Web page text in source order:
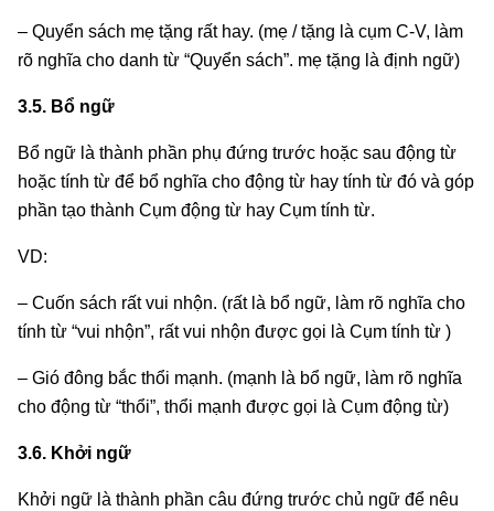
– Quyển sách mẹ tặng rất hay. (mẹ / tặng là cụm C-V, làm
rõ nghĩa cho danh từ “Quyển sách”. mẹ tặng là định ngữ)
3.5. Bổ ngữ
Bổ ngữ là thành phần phụ đứng trước hoặc sau động từ
hoặc tính từ để bổ nghĩa cho động từ hay tính từ đó và góp
phần tạo thành Cụm động từ hay Cụm tính từ.
VD:
– Cuốn sách rất vui nhộn. (rất là bổ ngữ, làm rõ nghĩa cho
tính từ “vui nhộn”, rất vui nhộn được gọi là Cụm tính từ )
– Gió đông bắc thổi mạnh. (mạnh là bổ ngữ, làm rõ nghĩa
cho động từ “thổi”, thổi mạnh được gọi là Cụm động từ)
3.6. Khởi ngữ
Khởi ngữ là thành phần câu đứng trước chủ ngữ để nêu